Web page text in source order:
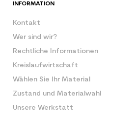
INFORMATION
Kontakt
Wer sind wir?
Rechtliche Informationen
Kreislaufwirtschaft
Wählen Sie Ihr Material
Zustand und Materialwahl
Unsere Werkstatt